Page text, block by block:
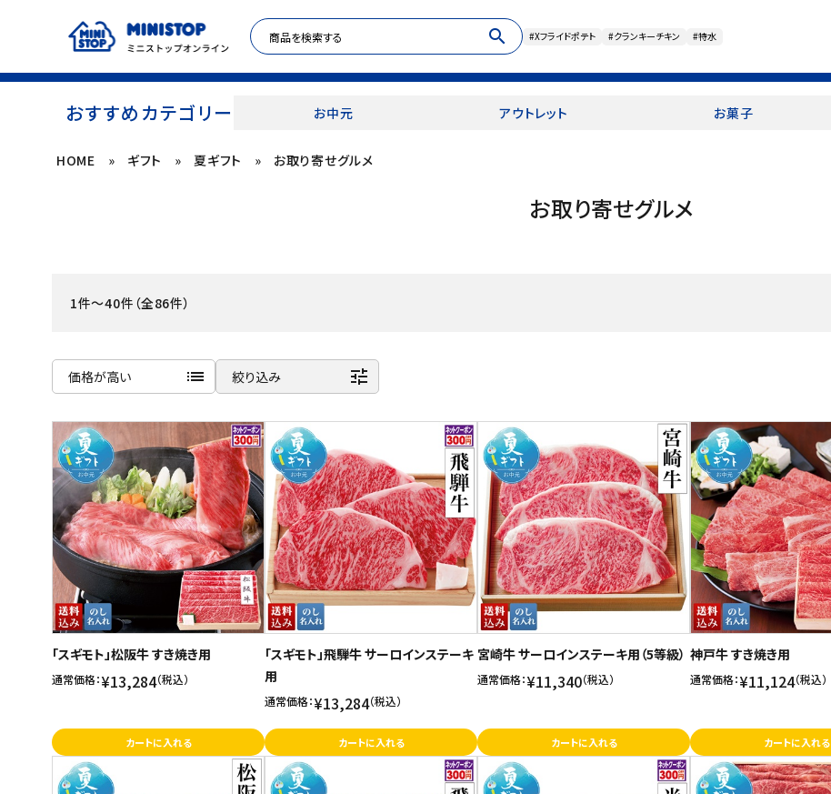
search #Xフライドポテト #クランキーチキン #特水
おすすめカテゴリー お中元 アウトレット お菓子
ACCOUNT MENU
冷凍食品
お菓子
飲料
酒類
日用品
ギフト
セール
ペット用品
HOME » ギフト » 夏ギフト » お取り寄せグルメ
お取り寄せグルメ
1件～40件（全86件）
価格が高い list
新着順
発売日順
価格が安い
価格が高い
お気に入り登録数
絞り込み tune
「スギモト」松阪牛 すき焼き用
通常価格：¥13,284（税込）
カートに入れる
「スギモト」飛騨牛 サーロインステーキ
用
通常価格：¥13,284（税込）
カートに入れる
宮崎牛 サーロインステーキ用（5等級）
通常価格：¥11,340（税込）
カートに入れる
神戸牛 すき焼き用
通常価格：¥11,124（税込）
カートに入れる